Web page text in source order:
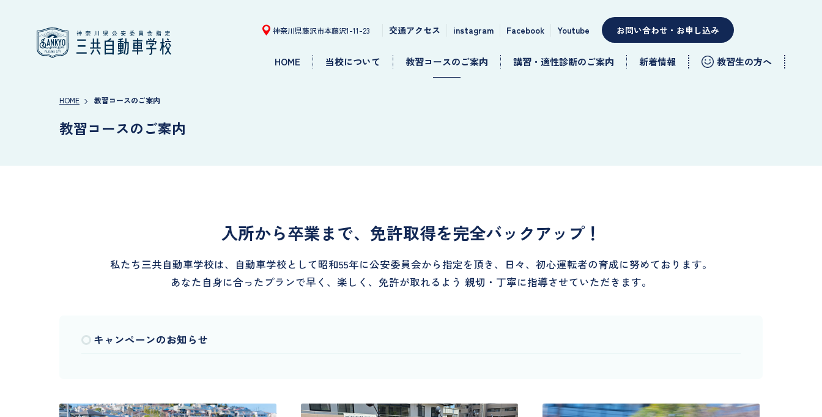
HOME 当校について 教習コースのご案内 講習・適性診断のご案内 新着情報 教習生の方へ
神奈川県藤沢市本藤沢1-11-23 交通アクセス instagram Facebook Youtube お問い合わせ・お申し込み
HOME 教習コースのご案内
教習コースのご案内
入所から卒業まで、免許取得を完全バックアップ！
私たち三共自動車学校は、自動車学校として昭和55年に公安委員会から指定を頂き、日々、初心運転者の育成に努めております。
あなた自身に合ったプランで早く、楽しく、免許が取れるよう 親切・丁寧に指導させていただきます。
キャンペーンのお知らせ